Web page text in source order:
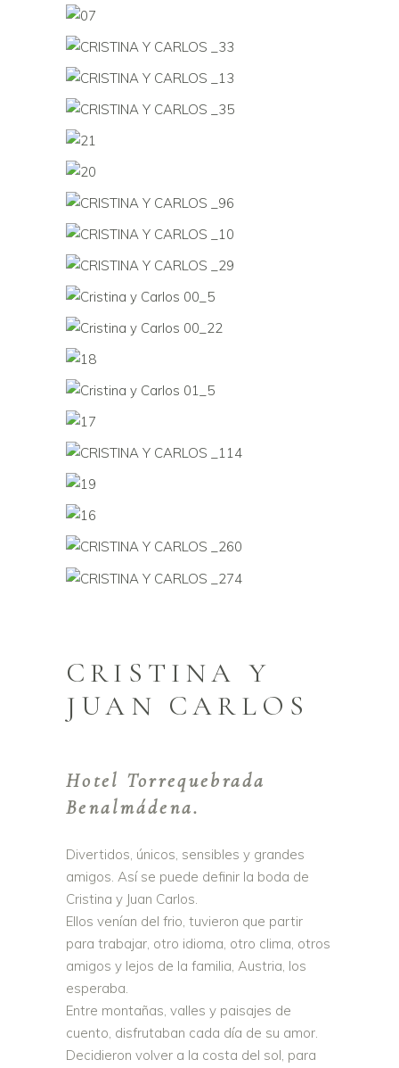
CRISTINA Y
JUAN CARLOS
Hotel Torrequebrada
Benalmádena.
Divertidos, únicos, sensibles y grandes
amigos. Así se puede definir la boda de
Cristina y Juan Carlos.
Ellos venían del frio, tuvieron que partir
para trabajar, otro idioma, otro clima, otros
amigos y lejos de la familia, Austria, los
esperaba.
Entre montañas, valles y paisajes de
cuento, disfrutaban cada día de su amor.
Decidieron volver a la costa del sol, para